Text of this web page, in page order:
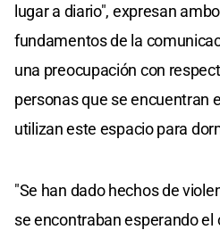
lugar a diario", expresan
fundamentos de la
una preocupación con
personas que se encuentran
utilizan este espacio para
"Se han dado hechos de
se encontraban esperando el